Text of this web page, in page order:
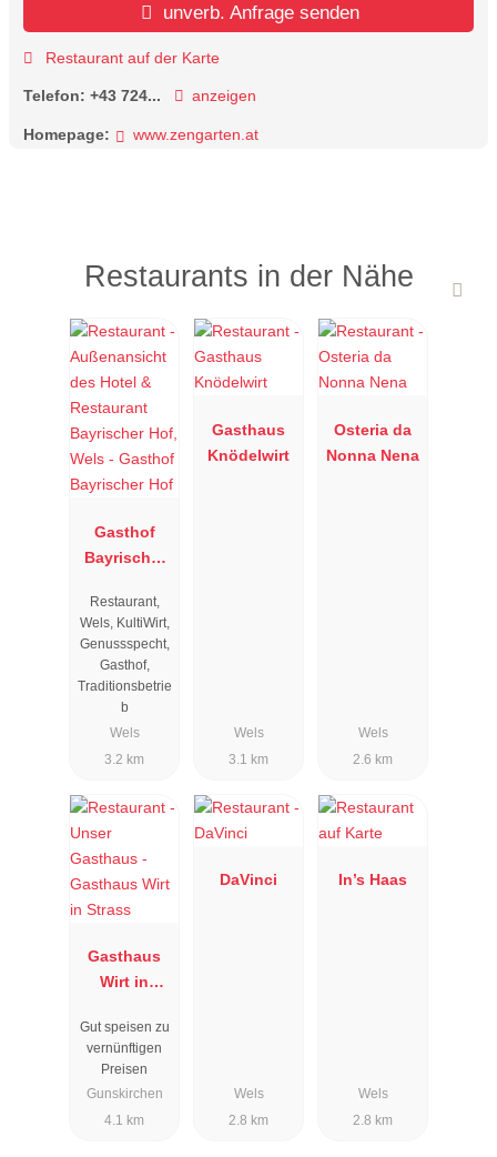
unverb. Anfrage senden
Restaurant auf der Karte
Telefon: +43 724... anzeigen
Homepage: www.zengarten.at
Restaurants in der Nähe
Gasthof
Bayrischer
Restaurant,
Wels, KultiWirt,
Genussspecht,
Gasthof,
Traditionsbetrie
b
Wels
3.2 km
Gasthaus
Knödelwirt
Wels
3.1 km
Osteria da
Nonna Nena
Wels
2.6 km
Gasthaus
Wirt in
Gut speisen zu
vernünftigen
Preisen
Gunskirchen
4.1 km
DaVinci
Wels
2.8 km
In’s Haas
Wels
2.8 km